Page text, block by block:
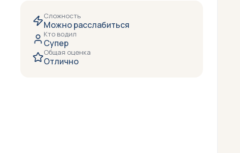
Сложность
Можно расслабиться
Кто водил
Супер
Общая оценка
Отлично